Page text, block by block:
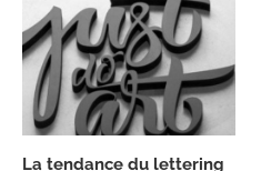
La tendance du lettering